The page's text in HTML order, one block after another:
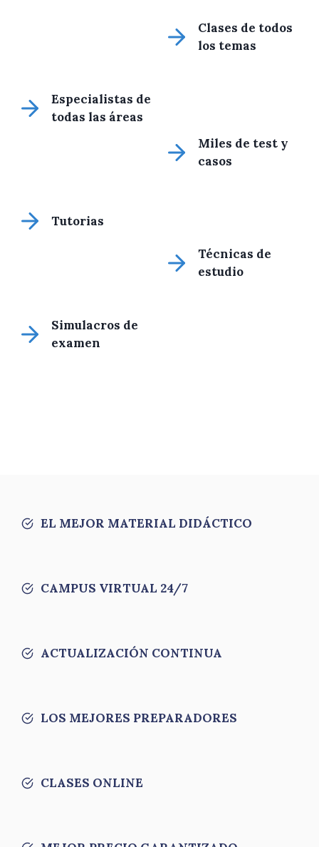
Clases de todos
los temas
Especialistas de
todas las áreas
Miles de test y
casos
Tutorias
Técnicas de
estudio
Simulacros de
examen
EL MEJOR MATERIAL DIDÁCTICO
CAMPUS VIRTUAL 24/7
ACTUALIZACIÓN CONTINUA
LOS MEJORES PREPARADORES
CLASES ONLINE